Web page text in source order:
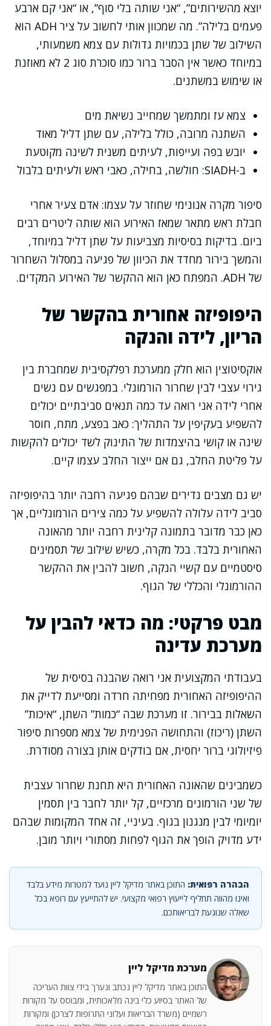
יוצא מהשירותים”, “אני שותה בלי סוף”, או “אני קם ארבע
פעמים בלילה”. מה שמכוון אותי לחשוב על ציר ADH הוא
השילוב של שתן בכמויות גדולות עם צמא משמעותי,
במיוחד כאשר אין הסבר ברור כמו סוכרת סוג 2 לא מאוזנת
או שימוש במשתנים.
צמא עז ומתמשך שמחייב נשיאת מים
השתנה מרובה, כולל בלילה, עם שתן דליל מאוד
יובש בפה ועייפות, לעיתים משנית לשינה מקוטעת
ב-SIADH: חולשה, בחילה, כאבי ראש ולעיתים בלבול
סיפור מקרה אנונימי שחוזר על עצמו: אדם צעיר אחרי
חבלת ראש מתאר שמאז האירוע הוא שותה ליטרים רבים
ביום. בדיקות בסיסיות מצביעות על שתן דליל במיוחד,
והמשך בירור מחדד את הכיוון של פגיעה במסלול השחרור
של ADH. המפתח כאן הוא ההקשר של האירוע המקדים.
היפופיזה אחורית בהקשר של
הריון, לידה והנקה
אוקסיטוצין הוא חלק ממערכת רפלקסיבית שמחברת בין
גירוי עצבי לבין שחרור הורמונלי. במפגשים עם נשים
אחרי לידה אני רואה עד כמה תנאים סביבתיים יכולים
להשפיע בעקיפין על התהליך: כאב בפצע, מתח, חוסר
שינה או קושי בהיצמדות של התינוק לשד יכולים להקשות
על פליטת החלב, גם אם ייצור החלב עצמו קיים.
יש גם מצבים נדירים שבהם פגיעה רחבה יותר בהיפופיזה
סביב לידה עלולה להשפיע על כמה צירים הורמונליים, אך
כאן כבר מדובר בתמונה קלינית רחבה יותר מהאונה
האחורית בלבד. בכל מקרה, כשיש שילוב של תסמינים
סיסטמיים עם קשיי הנקה, חשוב להבין את ההקשר
ההורמונלי והכללי של הגוף.
מבט פרקטי: מה כדאי להבין על
מערכת עדינה
בעבודתי המקצועית אני רואה שהבנה בסיסית של
ההיפופיזה האחורית מפחיתה חרדה ומסייעת לדייק את
השאלות בבירור. זו מערכת שבה “כמות” השתן, “איכות”
השתן (ריכוז) והתחושה הפנימית של צמא מספרות סיפור
פיזיולוגי ברור יחסית, אם בודקים אותן בצורה מסודרת.
כשמבינים שהאונה האחורית היא תחנת שחרור עצבית
של שני הורמונים מרכזיים, קל יותר לחבר בין תסמין
יומיומי לבין מנגנון בגוף. בעיניי, זה אחד המקומות שבהם
ידע מדויק הופך את הגוף לפחות מסתורי ויותר מובן.
הבהרה רפואית: התוכן באתר מדיקל ליין נועד למטרות מידע בלבד
ואינו מהווה תחליף לייעוץ רפואי מקצועי. יש להתייעץ עם רופא בכל
שאלה שנוגעת לבריאותכם.
מערכת מדיקל ליין
התוכן באתר מדיקל ליין נכתב ונערך בידי צוות העריכה
של האתר בסיוע כלי בינה מלאכותית, ומבוסס על מקורות
רשמיים (משרד הבריאות ועלוני התרופות לצרכן) ומקורות